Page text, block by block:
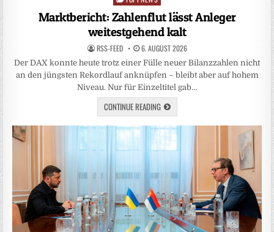
in
Marktbericht: Zahlenflut lässt Anleger
weitestgehend kalt
RSS-FEED 6. AUGUST 2026
Der DAX konnte heute trotz einer Fülle neuer Bilanzzahlen nicht
an den jüngsten Rekordlauf anknüpfen – bleibt aber auf hohem
Niveau. Nur für Einzeltitel gab…
CONTINUE READING